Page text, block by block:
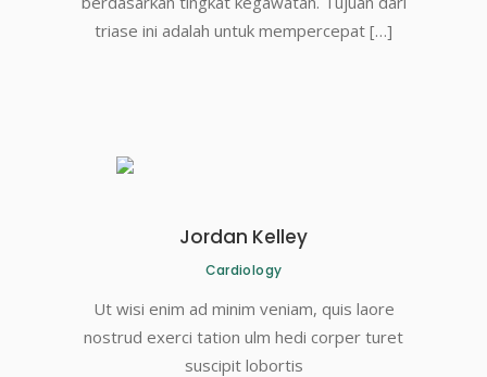
triase ini adalah untuk mempercepat […]
Jordan Kelley
Cardiology
Ut wisi enim ad minim veniam, quis laore
nostrud exerci tation ulm hedi corper turet
suscipit lobortis